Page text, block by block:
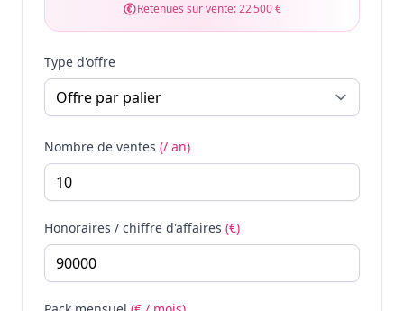
Retenues sur vente:22 500 €
Type d'offre
Nombre de ventes (/ an)
Honoraires / chiffre d'affaires (€)